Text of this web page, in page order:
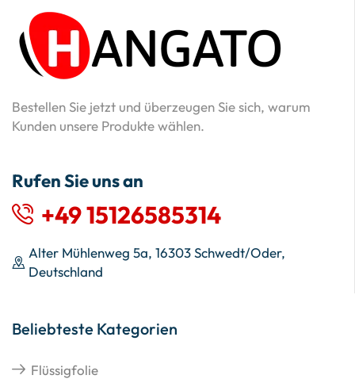
Bestellen Sie jetzt und überzeugen Sie sich, warum
Kunden unsere Produkte wählen.
Rufen Sie uns an
+49 15126585314
Alter Mühlenweg 5a, 16303 Schwedt/Oder,
Deutschland
Beliebteste Kategorien
Flüssigfolie